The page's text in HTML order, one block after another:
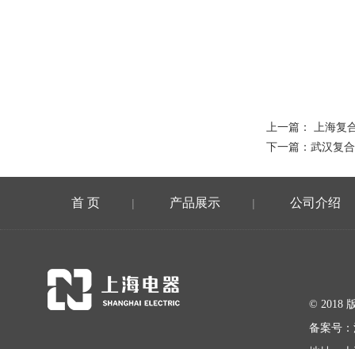
上一篇：
上海复
下一篇： 武汉复
首 页 | 产品展示 | 公司介绍
© 2018
备案号：